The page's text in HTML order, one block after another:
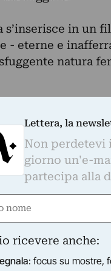
s’inserisce in un
- eterne e
natura
Cassa di
di Orvieto si erge
dalla prima
stabile possa
dalla
a seguito degli
sede a scopo
Lettera, la
Non perdetevi
giorno un'e-
partecipa alla
ricevere anche:
: focus su mostre,